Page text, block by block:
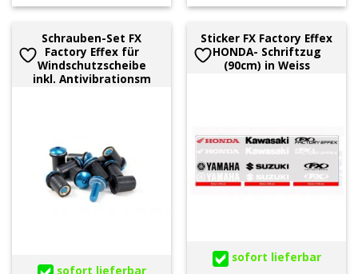
Schrauben-Set FX
Factory Effex für
Windschutzscheibe
inkl. Antivibrationsm
sofort lieferbar
Sticker FX Factory Effex
HONDA- Schriftzug
(90cm) in Weiss
sofort lieferbar